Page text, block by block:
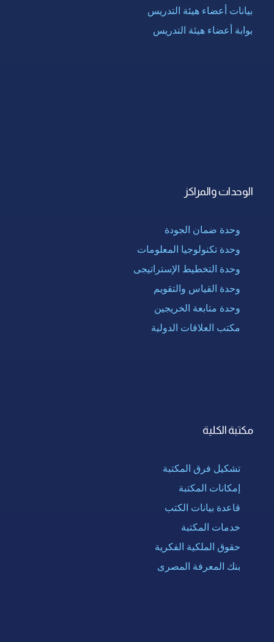
بيانات أعضاء هيئة التدريس
بوابة أعضاء هيئة التدريس
الوحدات والمراكز
وحدة ضمان الجودة
وحدة تكنولوجيا المعلومات
وحدة التخطيط الإستراتيجى
وحدة القياس والتقويم
وحدة متابعة الخريجين
مكتب العلاقات الدولية
مكتبة الكلية
تشكيل فرق المكتبة
إمكانات المكتبة
قاعدة بيانات الكتب
خدمات المكتبة
حقوق الملكية الفكرية
بنك المعرفة المصرى